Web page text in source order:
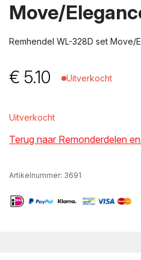
Move/
Remhendel WL-328D set Move/
€ 5.10 Uitverkocht
Uitverkocht
Terug naar Remonderdelen
Artikelnummer: 3691